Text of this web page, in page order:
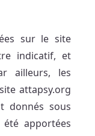
sur le site
indicatif, et
ailleurs, les
attapsy.org
donnés sous
apportées